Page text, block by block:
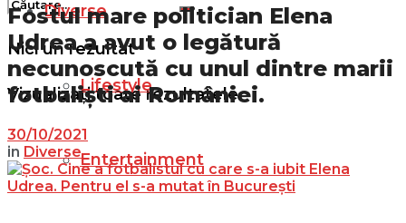
Nici un rezultat
Vizualizați toate rezultatele
Diverse
Lifestyle
Entertainment
Fostul mare politician Elena
Udrea a avut o legătură
necunoscută cu unul dintre marii
fotbaliști ai României.
30/10/2021
in Diverse